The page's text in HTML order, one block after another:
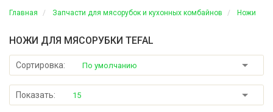
Главная Запчасти для мясорубок и кухонных комбайнов Ножи
НОЖИ ДЛЯ МЯСОРУБКИ TEFAL
Сортировка: По умолчанию
Показать: 15